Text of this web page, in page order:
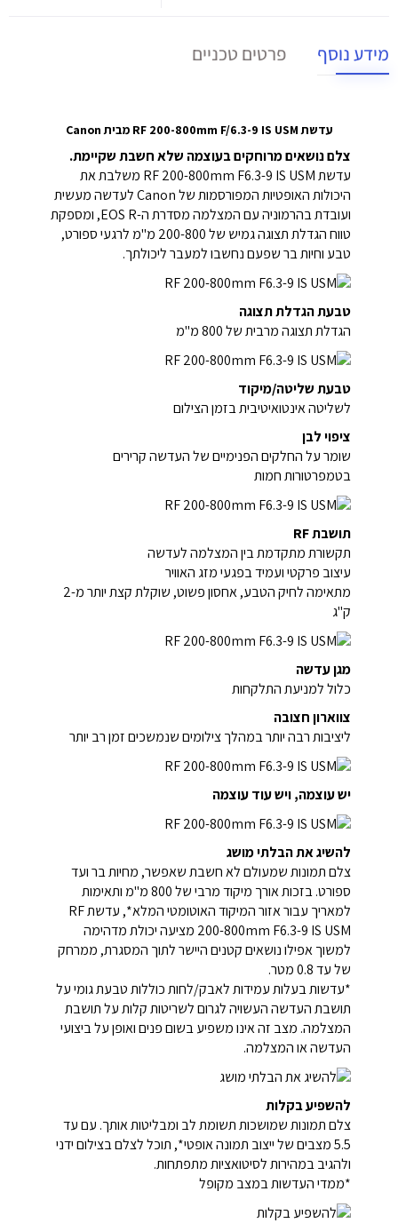
מידע נוסף פרטים טכניים
עדשת RF 200-800mm F/6.3-9 IS USM מבית Canon
צלם נושאים מרוחקים בעוצמה שלא חשבת שקיימת.
עדשת RF 200-800mm F6.3-9 IS USM משלבת את
היכולות האופטיות המפורסמות של Canon לעדשה מעשית
ועובדת בהרמוניה עם המצלמה מסדרת ה-EOS R, ומספקת
טווח הגדלת תצוגה גמיש של 200-800 מ"מ לרגעי ספורט,
טבע וחיות בר שפעם נחשבו למעבר ליכולתך.
טבעת הגדלת תצוגה
הגדלת תצוגה מרבית של 800 מ"מ
טבעת שליטה/מיקוד
לשליטה אינטואיטיבית בזמן הצילום
ציפוי לבן
שומר על החלקים הפנימיים של העדשה קרירים
בטמפרטורות חמות
תושבת RF
תקשורת מתקדמת בין המצלמה לעדשה
עיצוב פרקטי ועמיד בפגעי מזג האוויר
מתאימה לחיק הטבע, אחסון פשוט, שוקלת קצת יותר מ-2
ק"ג
מגן עדשה
כלול למניעת התלקחות
צווארון חצובה
ליציבות רבה יותר במהלך צילומים שנמשכים זמן רב יותר
יש עוצמה, ויש עוד עוצמה
להשיג את הבלתי מושג
צלם תמונות שמעולם לא חשבת שאפשר, מחיות בר ועד
ספורט. בזכות אורך מיקוד מרבי של 800 מ"מ ותאימות
למאריך עבור אזור המיקוד האוטומטי המלא*, עדשת RF
200-800mm F6.3-9 IS USM מציעה יכולת מדהימה
למשוך אפילו נושאים קטנים היישר לתוך המסגרת, ממרחק
של עד 0.8 מטר.
*עדשות בעלות עמידות לאבק/לחות כוללות טבעת גומי על
תושבת העדשה העשויה לגרום לשריטות קלות על תושבת
המצלמה. מצב זה אינו משפיע בשום פנים ואופן על ביצועי
העדשה או המצלמה.
להשפיע בקלות
צלם תמונות שמושכות תשומת לב ומבליטות אותך. עם עד
5.5 מצבים של ייצוב תמונה אופטי*, תוכל לצלם בצילום ידני
ולהגיב במהירות לסיטואציות מתפתחות.
*ממדי העדשות במצב מקופל